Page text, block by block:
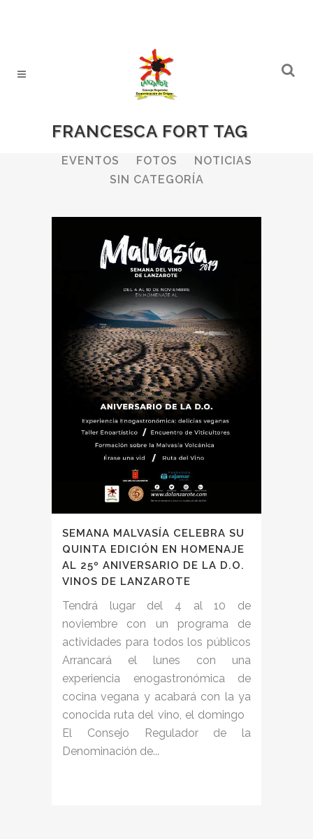
FRANCESCA FORT TAG
ALL BODEGAS
BOLETINES
EVENTOS
FOTOS
NOTICIAS
SIN CATEGORÍA
SEMANA MALVASÍA CELEBRA SU
QUINTA EDICIÓN EN HOMENAJE
AL 25º ANIVERSARIO DE LA D.O.
VINOS DE LANZAROTE
Tendrá lugar del 4 al 10 de
noviembre con un programa de
actividades para todos los públicos
Arrancará el lunes con una
experiencia enogastronómica de
cocina vegana y acabará con la ya
conocida ruta del vino, el domingo
El Consejo Regulador de la
Denominación de...